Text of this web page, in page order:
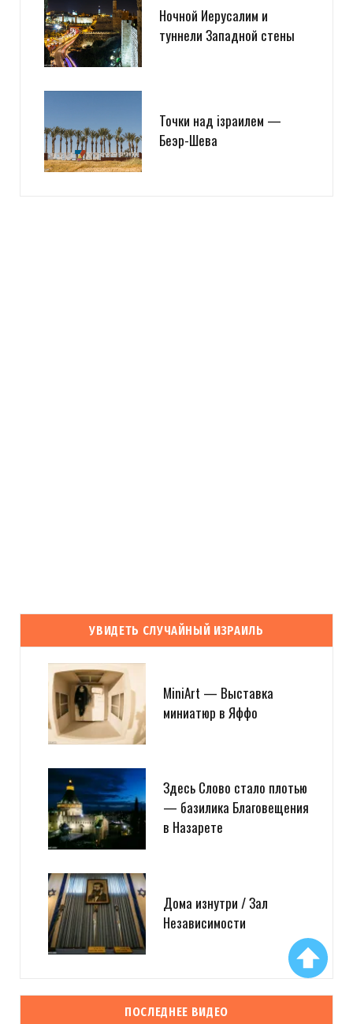
Ночной Иерусалим и
туннели Западной стены
Точки над iзраилем —
Беэр-Шева
УВИДЕТЬ СЛУЧАЙНЫЙ ИЗРАИЛЬ
MiniArt — Выставка
миниатюр в Яффо
Здесь Слово стало плотью
— базилика Благовещения
в Назарете
Дома изнутри / Зал
Независимости
ПОСЛЕДНЕЕ ВИДЕО